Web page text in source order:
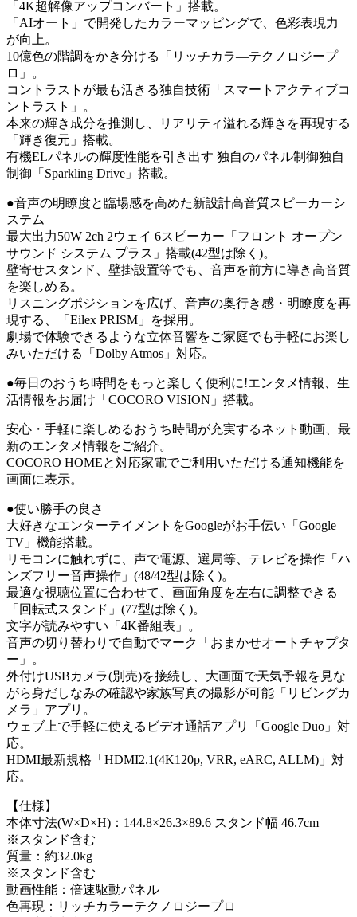
「4K超解像アップコンバート」搭載。
「AIオート」で開発したカラーマッピングで、色彩表現力
が向上。
10億色の階調をかき分ける「リッチカラ―テクノロジープ
ロ」。
コントラストが最も活きる独自技術「スマートアクティブコ
ントラスト」。
本来の輝き成分を推測し、リアリティ溢れる輝きを再現する
「輝き復元」搭載。
有機ELパネルの輝度性能を引き出す 独自のパネル制御独自
制御「Sparkling Drive」搭載。
●音声の明瞭度と臨場感を高めた新設計高音質スピーカーシ
ステム
最大出力50W 2ch 2ウェイ 6スピーカー「フロント オープン
サウンド システム プラス」搭載(42型は除く)。
壁寄せスタンド、壁掛設置等でも、音声を前方に導き高音質
を楽しめる。
リスニングポジションを広げ、音声の奥行き感・明瞭度を再
現する、「Eilex PRISM」を採用。
劇場で体験できるような立体音響をご家庭でも手軽にお楽し
みいただける「Dolby Atmos」対応。
●毎日のおうち時間をもっと楽しく便利に!エンタメ情報、生
活情報をお届け「COCORO VISION」搭載。
安心・手軽に楽しめるおうち時間が充実するネット動画、最
新のエンタメ情報をご紹介。
COCORO HOMEと対応家電でご利用いただける通知機能を
画面に表示。
●使い勝手の良さ
大好きなエンターテイメントをGoogleがお手伝い「Google
TV」機能搭載。
リモコンに触れずに、声で電源、選局等、テレビを操作「ハ
ンズフリー音声操作」(48/42型は除く)。
最適な視聴位置に合わせて、画面角度を左右に調整できる
「回転式スタンド」(77型は除く)。
文字が読みやすい「4K番組表」。
音声の切り替わりで自動でマーク「おまかせオートチャプタ
ー」。
外付けUSBカメラ(別売)を接続し、大画面で天気予報を見な
がら身だしなみの確認や家族写真の撮影が可能「リビングカ
メラ」アプリ。
ウェブ上で手軽に使えるビデオ通話アプリ「Google Duo」対
応。
HDMI最新規格「HDMI2.1(4K120p, VRR, eARC, ALLM)」対
応。
【仕様】
本体寸法(W×D×H)：144.8×26.3×89.6 スタンド幅 46.7cm
※スタンド含む
質量：約32.0kg
※スタンド含む
動画性能：倍速駆動パネル
色再現：リッチカラーテクノロジープロ